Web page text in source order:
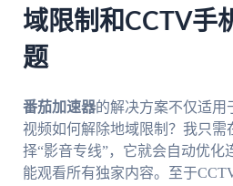
域限制和CCTV手
题
番茄加速器的解决方案不仅适用
视频如何解除地域限制？我只需
择“影音专线”，它就会自动优化
能观看所有独家内容。至于